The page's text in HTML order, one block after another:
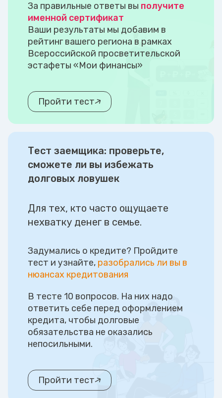
За правильные ответы вы получите
именной сертификат
Ваши результаты мы добавим в
рейтинг вашего региона в рамках
Всероссийской просветительской
эстафеты «Мои финансы»
Пройти тест
Тест заемщика: проверьте,
сможете ли вы избежать
долговых ловушек
Для тех, кто часто ощущаете
нехватку денег в семье.
Задумались о кредите? Пройдите
тест и узнайте, разобрались ли вы в
нюансах кредитования
В тесте 10 вопросов. На них надо
ответить себе перед оформлением
кредита, чтобы долговые
обязательства не оказались
непосильными.
Пройти тест